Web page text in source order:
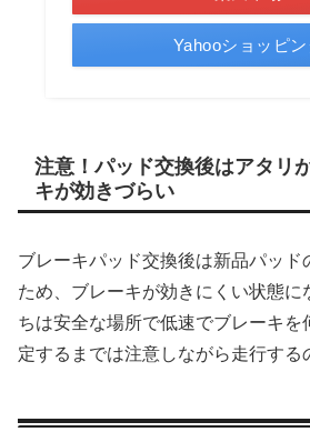
Yahooショッピ
注意！パッド交換後はアタリ
キが効きづらい
ブレーキパッド交換後は新品パッド
ため、ブレーキが効きにくい状態に
ちは安全な場所で低速でブレーキを
定するまでは注意しながら走行する